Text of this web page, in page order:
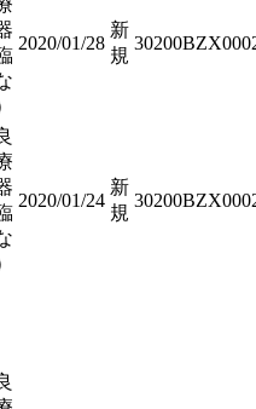
2020/01/28
新
規
2020/01/24
新
規